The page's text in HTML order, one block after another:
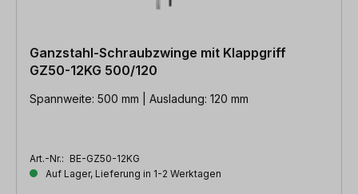
Ganzstahl-Schraubzwinge mit Klappgriff
GZ50-12KG 500/120
Spannweite: 500 mm | Ausladung: 120 mm
Art.-Nr.: BE-GZ50-12KG
Auf Lager, Lieferung in 1-2 Werktagen